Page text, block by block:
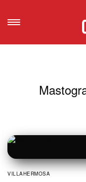
VILLAHERMOSA